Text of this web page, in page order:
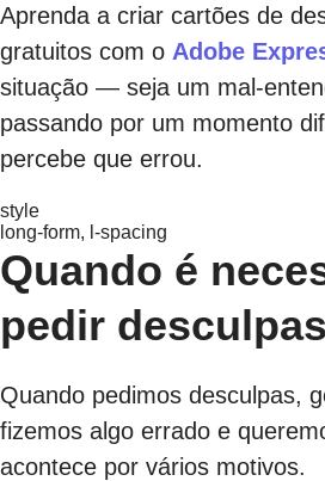
Aprenda a criar cartões de
gratuitos com o Adobe
situação — seja um mal-
passando por um momento
percebe que errou.
style
long-form, l-spacing
Quando é
pedir
Quando pedimos desculpas,
fizemos algo errado e
acontece por vários motivos.